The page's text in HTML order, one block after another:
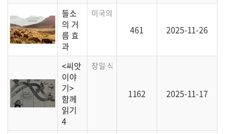
들소
의 거
름 효
과
미국의 들소가 이동하며 발생하는 의외의
461 2025-11-26
<씨앗
이야
기>
함께
읽기
4
장일 식물, 단일 식물, 그리고 고정종에 대
1162 2025-11-17